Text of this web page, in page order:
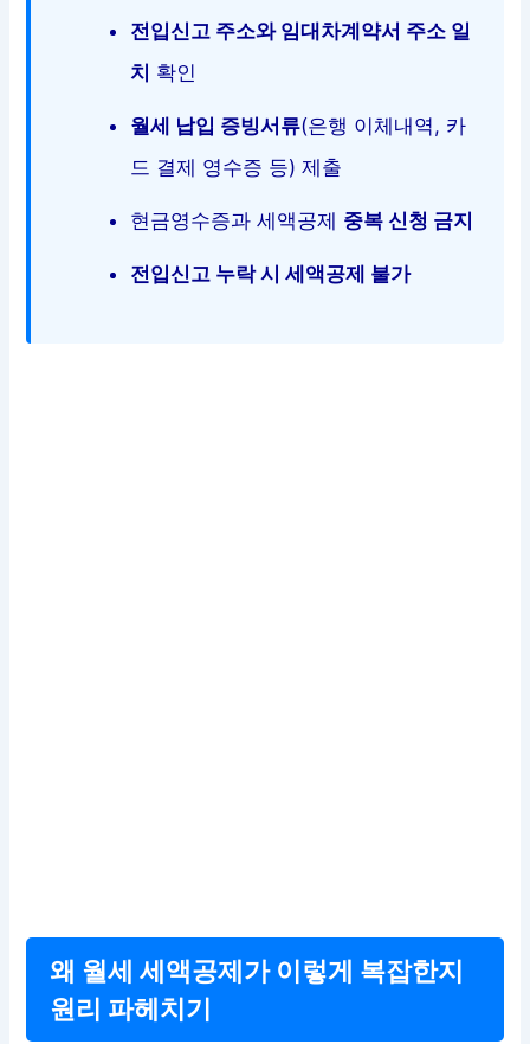
전입신고 주소와 임대차계약서 주소 일
치 확인
월세 납입 증빙서류(은행 이체내역, 카
드 결제 영수증 등) 제출
현금영수증과 세액공제 중복 신청 금지
전입신고 누락 시 세액공제 불가
왜 월세 세액공제가 이렇게 복잡한지
원리 파헤치기